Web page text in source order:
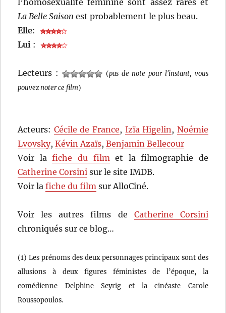
l’homosexualité féminine sont assez rares et
La Belle Saison est probablement le plus beau.
Elle:
Lui :
Lecteurs : (pas de note pour l'instant, vous
pouvez noter ce film)
Acteurs: Cécile de France, Izïa Higelin, Noémie
Lvovsky,Kévin Azaïs,Benjamin Bellecour
Voir lafiche du filmet la filmographie de
Catherine Corsini sur le site IMDB.
Voir lafiche du film sur AlloCiné.
Voir les autres films de Catherine Corsini
chroniqués sur ce blog…
(1) Les prénoms des deux personnages principaux sont des
allusions à deux figures féministes de l’époque, la
comédienne Delphine Seyrig et la cinéaste Carole
Roussopoulos.